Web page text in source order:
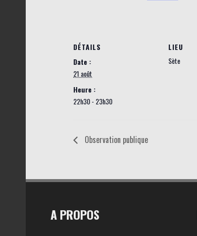
DÉTAILS
Date :
21 août
Heure :
22h30 - 23h30
LIEU
Sète
Observation publique
A PROPOS